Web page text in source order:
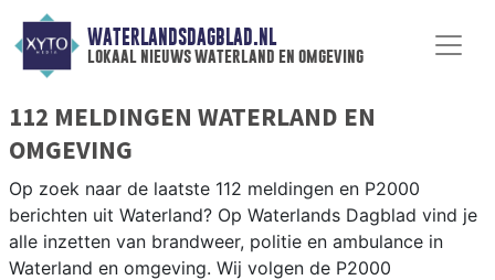
WATERLANDSDAGBLAD.NL
lokaal nieuws waterland en omgeving
112 MELDINGEN WATERLAND EN
OMGEVING
Op zoek naar de laatste 112 meldingen en P2000
berichten uit Waterland? Op Waterlands Dagblad vind je
alle inzetten van brandweer, politie en ambulance in
Waterland en omgeving. Wij volgen de P2000